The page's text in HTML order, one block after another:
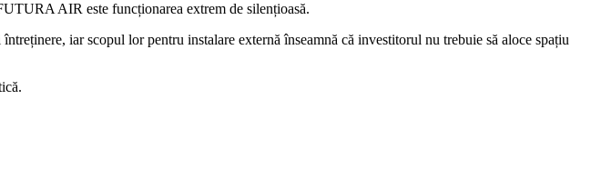
AIR este funcționarea extrem de silențioasă.
iar scopul lor pentru instalare externă înseamnă că investitorul nu trebuie să aloce spațiu